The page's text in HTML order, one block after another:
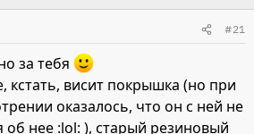
#21
за тебя
кстать, висит покрышка (но при
оказалось, что он с ней не
об нее :lol: ), старый резиновый